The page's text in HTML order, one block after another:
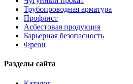
Трубопроводная арматура
Профлист
Асбестовая продукция
Барьерная безопасность
Фреон
Разделы сайта